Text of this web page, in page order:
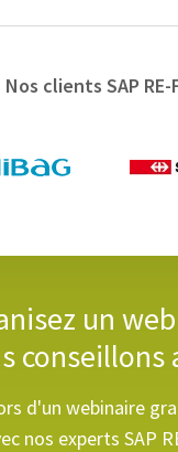
Nos clients SAP RE-
un
conseillons
d'un webinaire
nos experts SAP